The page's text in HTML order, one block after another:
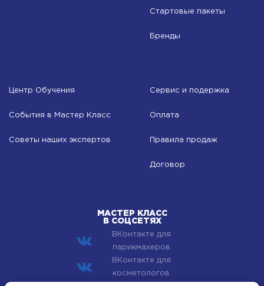
Стартовые пакеты
Бренды
Центр Обучения
События в Мастер Класс
Советы наших экспертов
Сервис и подержка
Оплата
Правила продаж
Договор
МАСТЕР КЛАСС
В СОЦСЕТЯХ
ВКонтакте для
парикмахеров
ВКонтакте для
косметологов